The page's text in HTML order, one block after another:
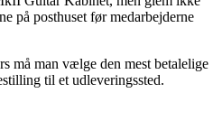
på posthuset før medarbejderne
må man vælge den mest betalelige
til et udleveringssted.